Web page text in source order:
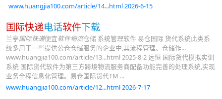
www.huangjia100.com/article/14...html 2026-6-15
国际快递电话软件下载
兰亭国际快递便宜软件物流仓储 系统管理软件 易仓国际 货代系统此类系
统多用于一些提供公仓仓储服务的企业中,其流程管理、仓储作...
www.huangjia100.com/article/13...html 2025-8-2 远恒 国际货代模拟实训
系统 国际货代软件为第三方跨境物流服务商配备功能完善的处理系统,实现
业务全程信息化管理。易仓国际货代TM ...
www.huangjia100.com/article/12...html 2026-7-17